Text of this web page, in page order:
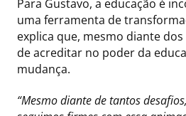
Para Gustavo, a educação é
uma ferramenta de
explica que, mesmo diante
de acreditar no poder da
mudança.
“Mesmo diante de tantos